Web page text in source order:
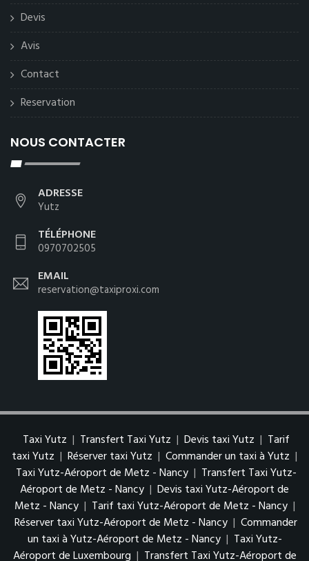
Devis
Avis
Contact
Reservation
NOUS CONTACTER
ADRESSE
Yutz
TÉLÉPHONE
0970702505
EMAIL
reservation@taxiproxi.com
Taxi Yutz | Transfert Taxi Yutz | Devis taxi Yutz | Tarif
taxi Yutz | Réserver taxi Yutz | Commander un taxi à Yutz |
Taxi Yutz-Aéroport de Metz - Nancy | Transfert Taxi Yutz-
Aéroport de Metz - Nancy | Devis taxi Yutz-Aéroport de
Metz - Nancy | Tarif taxi Yutz-Aéroport de Metz - Nancy |
Réserver taxi Yutz-Aéroport de Metz - Nancy | Commander
un taxi à Yutz-Aéroport de Metz - Nancy | Taxi Yutz-
Aéroport de Luxembourg | Transfert Taxi Yutz-Aéroport de